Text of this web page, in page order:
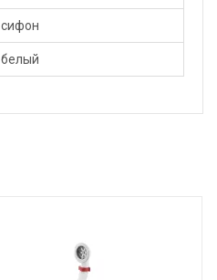
сифон
белый